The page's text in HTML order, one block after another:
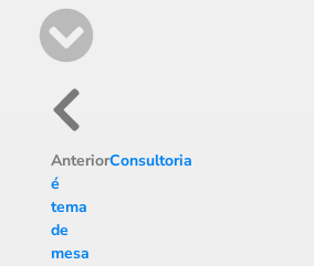
AnteriorConsultoria
é
tema
de
mesa